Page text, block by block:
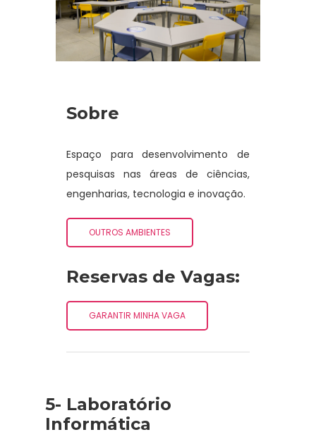
Sobre
Espaço para desenvolvimento de
pesquisas nas áreas de ciências,
engenharias, tecnologia e inovação.
OUTROS AMBIENTES
Reservas de Vagas:
GARANTIR MINHA VAGA
5- Laboratório
Informática